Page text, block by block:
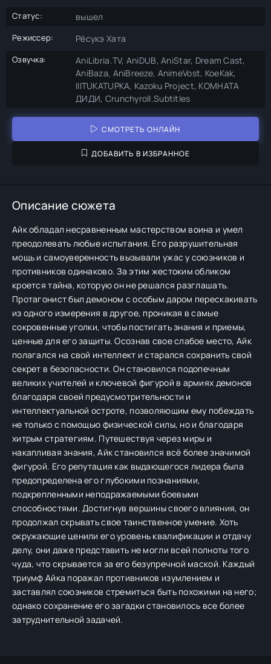
Статус:
вышел
Режиссер: Рёсукэ Хата
Озвучка:
AniLibria.TV, AniDUB, AniStar, Dream Cast,
AniBaza, AniBreeze, AnimeVost, KoeKak,
IIITUKATUPKA, Kazoku Project, КОМНАТА
ДИДИ, Crunchyroll.Subtitles
СМОТРЕТЬ ОНЛАЙН
ДОБАВИТЬ В ИЗБРАННОЕ
Описание сюжета
Айк обладал несравненным мастерством воина и умел
преодолевать любые испытания. Его разрушительная
мощь и самоуверенность вызывали ужас у союзников и
противников одинаково. За этим жестоким обликом
кроется тайна, которую он не решался разглашать.
Протагонист был демоном с особым даром перескакивать
из одного измерения в другое, проникая в самые
сокровенные уголки, чтобы постигать знания и приемы,
ценные для его защиты. Осознав свое слабое место, Айк
полагался на свой интеллект и старался сохранить свой
секрет в безопасности. Он становился подопечным
великих учителей и ключевой фигурой в армиях демонов
благодаря своей предусмотрительности и
интеллектуальной остроте, позволяющим ему побеждать
не только с помощью физической силы, но и благодаря
хитрым стратегиям. Путешествуя через миры и
накапливая знания, Айк становился всё более значимой
фигурой. Его репутация как выдающегося лидера была
предопределена его глубокими познаниями,
подкрепленными неподражаемыми боевыми
способностями. Достигнув вершины своего влияния, он
продолжал скрывать свое таинственное умение. Хоть
окружающие ценили его уровень квалификации и отдачу
делу, они даже представить не могли всей полноты того
чуда, что скрывается за его безупречной маской. Каждый
триумф Айка поражал противников изумлением и
заставлял союзников стремиться быть похожими на него;
однако сохранение его загадки становилось все более
затруднительной задачей.